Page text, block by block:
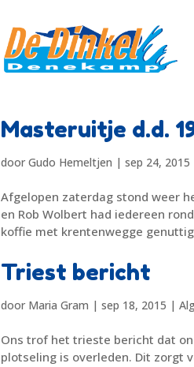
Masteruitje d.d.
doorGudo Hemeltjen |sep 24, 2015
Afgelopen zaterdag stond weer
en Rob Wolbert had iedereen
koffie met krentenwegge
Triest bericht
door Maria Gram |sep 18, 2015 |
Ons trof het trieste bericht dat
plotseling is overleden. Dit zorgt